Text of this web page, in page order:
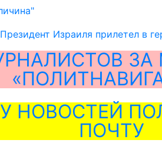
Израиля прилетел в
НОВОСТЕЙ
ПОЧТУ